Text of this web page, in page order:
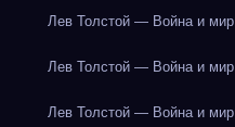
Лев Толстой — Война и мир
Лев Толстой — Война и мир
Лев Толстой — Война и мир